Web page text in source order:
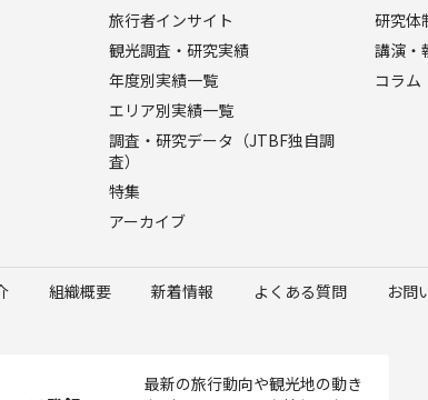
旅行者インサイト
観光調査・研究実績
年度別実績一覧
エリア別実績一覧
調査・研究データ（JTBF独自調
査）
特集
アーカイブ
研究体
講演・
コラム
組織概要 新着情報 よくある質問 お問
最新の旅行動向や観光地の動き